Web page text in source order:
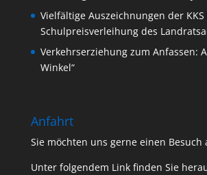
Vielfältige Auszeichnungen der
Schulpreisverleihung des
Verkehrserziehung zum Anfassen:
Winkel“
Anfahrt
Sie möchten uns gerne einen Besuch
Unter folgendem Link finden Sie